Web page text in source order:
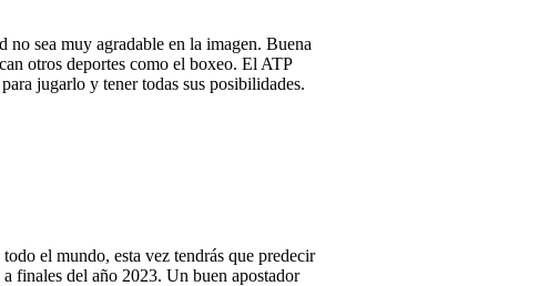
no sea muy agradable en la imagen. Buena
otros deportes como el boxeo. El ATP
jugarlo y tener todas sus posibilidades.
el mundo, esta vez tendrás que predecir
finales del año 2023. Un buen apostador